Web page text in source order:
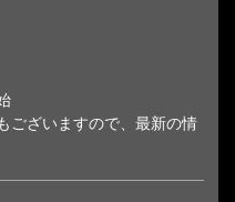
ございますので、最新の情